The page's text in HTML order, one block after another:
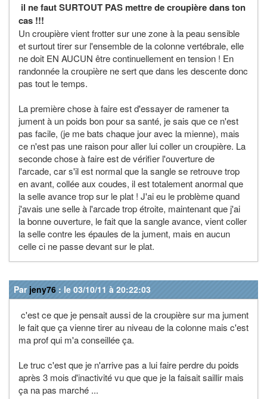
il ne faut SURTOUT PAS mettre de croupière dans ton
cas !!!
Un croupière vient frotter sur une zone à la peau sensible
et surtout tirer sur l'ensemble de la colonne vertébrale, elle
ne doit EN AUCUN être continuellement en tension ! En
randonnée la croupière ne sert que dans les descente donc
pas tout le temps.
La première chose à faire est d'essayer de ramener ta
jument à un poids bon pour sa santé, je sais que ce n'est
pas facile, (je me bats chaque jour avec la mienne), mais
ce n'est pas une raison pour aller lui coller un croupière. La
seconde chose à faire est de vérifier l'ouverture de
l'arcade, car s'il est normal que la sangle se retrouve trop
en avant, collée aux coudes, il est totalement anormal que
la selle avance trop sur le plat ! J'ai eu le problème quand
j'avais une selle à l'arcade trop étroite, maintenant que j'ai
la bonne ouverture, le fait que la sangle avance, vient coller
la selle contre les épaules de la jument, mais en aucun
celle ci ne passe devant sur le plat.
Par jeny76 : le 03/10/11 à 20:22:03
c'est ce que je pensait aussi de la croupière sur ma jument
le fait que ça vienne tirer au niveau de la colonne mais c'est
ma prof qui m'a conseillée ça.
Le truc c'est que je n'arrive pas a lui faire perdre du poids
après 3 mois d'inactivité vu que que je la faisait saillir mais
ça na pas marché ...